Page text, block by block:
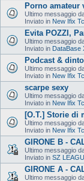
Porno
Ultimo messaggio
Inviato in New Ifix
Evita POZZI,
Ultimo messaggio
Inviato in DataBase
Podcast &
Ultimo messaggio
Inviato in New Ifix
scarpe sexy
Ultimo messaggio
Inviato in New Ifix
[O.T.] Storie di
Ultimo messaggio
Inviato in New Ifix
GIRONE B -
Ultimo messaggio
Inviato in SZ
GIRONE A -
Ultimo messaggio